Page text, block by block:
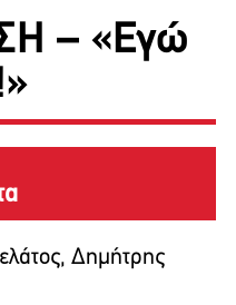
– «Εγώ
Δημήτρης